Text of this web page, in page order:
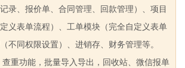
录、报价单、合同管理、回款管理）、项目
义表单流程）、工单模块（完全自定义表单
不同权限设置）、进销存、财务管理等。
功能，批量导入导出，回收站、微信报单